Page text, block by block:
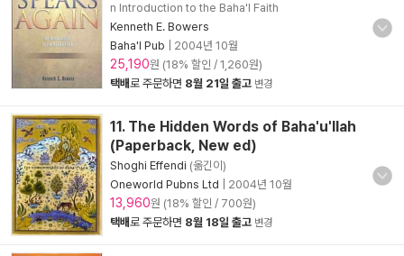
n Introduction to the Baha'I Faith
Kenneth E. Bowers
Baha'I Pub
2004년 10월
25,190원 (18% 할인 / 1,260원)
택배로 주문하면 8월 21일 출고 변경
11. The Hidden Words of Baha'u'llah
(Paperback, New ed)
Shoghi Effendi (옮긴이)
Oneworld Pubns Ltd
2004년 10월
13,960원 (18% 할인 / 700원)
택배로 주문하면 8월 18일 출고 변경